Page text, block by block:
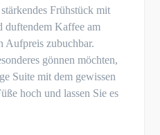
Frühstück mit
duftendem Kaffee am
Aufpreis zubuchbar.
gönnen möchten,
Suite mit dem gewissen
hoch und lassen Sie es